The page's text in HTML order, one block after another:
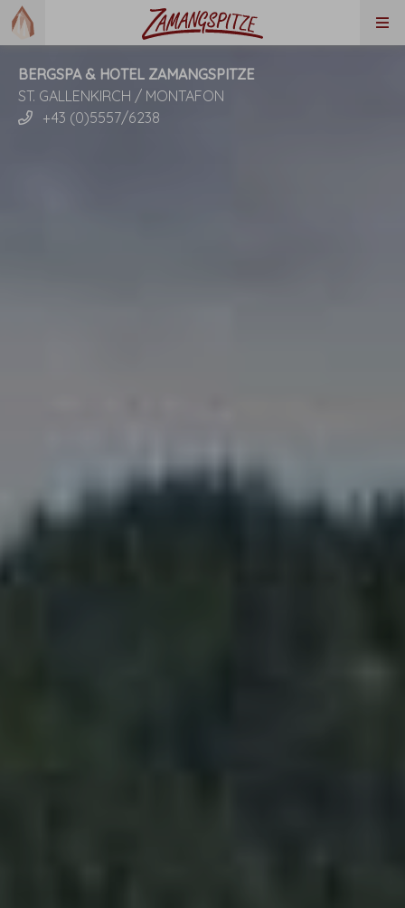
BERGSPA & HOTEL ZAMANGSPITZE
ST. GALLENKIRCH / MONTAFON
+43 (0)5557/6238